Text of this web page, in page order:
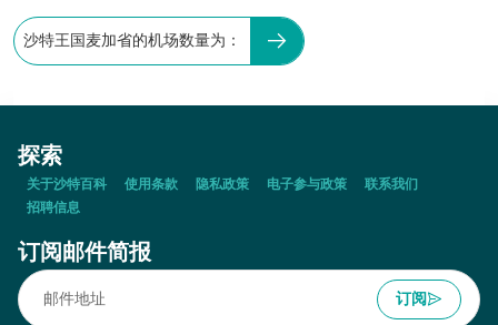
沙特王国麦加省的机场数量为：
探索
关于沙特百科 使用条款 隐私政策 电子参与政策
联系我们
招聘信息
订阅邮件简报
订阅